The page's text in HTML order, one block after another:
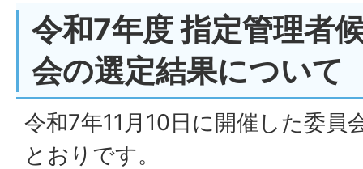
令和7年度 指定管理者
会の選定結果について
令和7年11月10日に開催した委員
とおりです。